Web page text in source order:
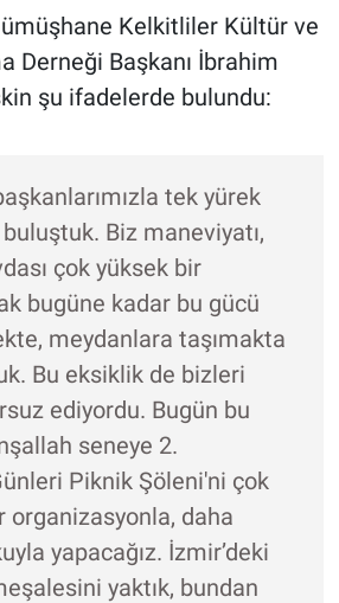
Kelkitliler Kültür ve
Derneği Başkanı İbrahim
şu ifadelerde bulundu:
tek yürek
Biz maneviyatı,
çok yüksek bir
bugüne kadar bu gücü
meydanlara taşımakta
Bu eksiklik de bizleri
ediyordu. Bugün bu
seneye 2.
Piknik Şöleni'ni çok
organizasyonla, daha
yapacağız. İzmir’deki
yaktık, bundan